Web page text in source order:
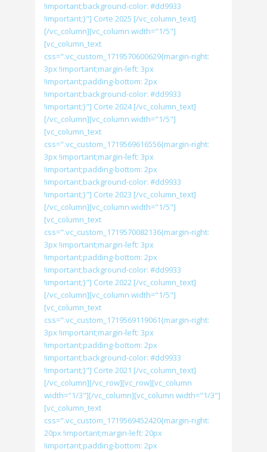
!important;background-color: #dd9933
!important;}"] Corte 2025 [/vc_column_text]
[/vc_column][vc_column width="1/5"]
[vc_column_text
css=".vc_custom_1719570600629{margin-right:
3px !important;margin-left: 3px
!important;padding-bottom: 2px
!important;background-color: #dd9933
!important;}"] Corte 2024 [/vc_column_text]
[/vc_column][vc_column width="1/5"]
[vc_column_text
css=".vc_custom_1719569616556{margin-right:
3px !important;margin-left: 3px
!important;padding-bottom: 2px
!important;background-color: #dd9933
!important;}"] Corte 2023 [/vc_column_text]
[/vc_column][vc_column width="1/5"]
[vc_column_text
css=".vc_custom_1719570082136{margin-right:
3px !important;margin-left: 3px
!important;padding-bottom: 2px
!important;background-color: #dd9933
!important;}"] Corte 2022 [/vc_column_text]
[/vc_column][vc_column width="1/5"]
[vc_column_text
css=".vc_custom_1719569119061{margin-right:
3px !important;margin-left: 3px
!important;padding-bottom: 2px
!important;background-color: #dd9933
!important;}"] Corte 2021 [/vc_column_text]
[/vc_column][/vc_row][vc_row][vc_column
width="1/3"][/vc_column][vc_column width="1/3"]
[vc_column_text
css=".vc_custom_1719569452420{margin-right:
20px !important;margin-left: 20px
!important;padding-bottom: 2px